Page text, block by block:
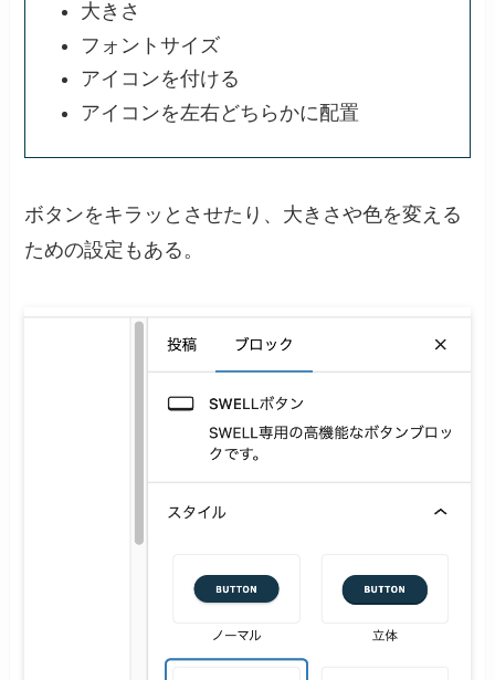
大きさ
フォントサイズ
アイコンを付ける
アイコンを左右どちらかに配置
ボタンをキラッとさせたり、大きさや色を変える
ための設定もある。